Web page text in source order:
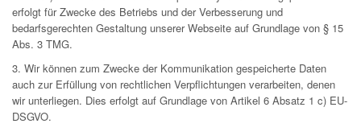
erfolgt für Zwecke des Betriebs und der Verbesserung und
bedarfsgerechten Gestaltung unserer Webseite auf Grundlage von § 15
Abs. 3 TMG.
3. Wir können zum Zwecke der Kommunikation gespeicherte Daten
auch zur Erfüllung von rechtlichen Verpflichtungen verarbeiten, denen
wir unterliegen. Dies erfolgt auf Grundlage von Artikel 6 Absatz 1 c) EU-
DSGVO.